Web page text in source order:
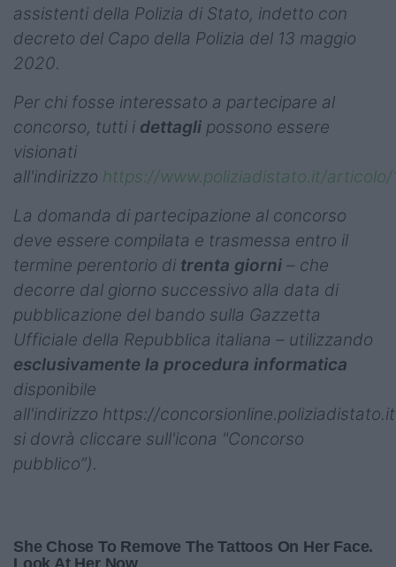
assistenti della Polizia di Stato, indetto con
decreto del Capo della Polizia del 13 maggio
2020.
Per chi fosse interessato a partecipare al
concorso, tutti i dettagli possono essere
visionati
all'indirizzo https://www.poliziadistato.it/
La domanda di partecipazione al concorso
deve essere compilata e trasmessa entro il
termine perentorio di trenta giorni – che
decorre dal giorno successivo alla data di
pubblicazione del bando sulla Gazzetta
Ufficiale della Repubblica italiana – utilizzando
esclusivamente la procedura informatica
disponibile
all'indirizzo https://
si dovrà cliccare sull'icona "Concorso
pubblico”).